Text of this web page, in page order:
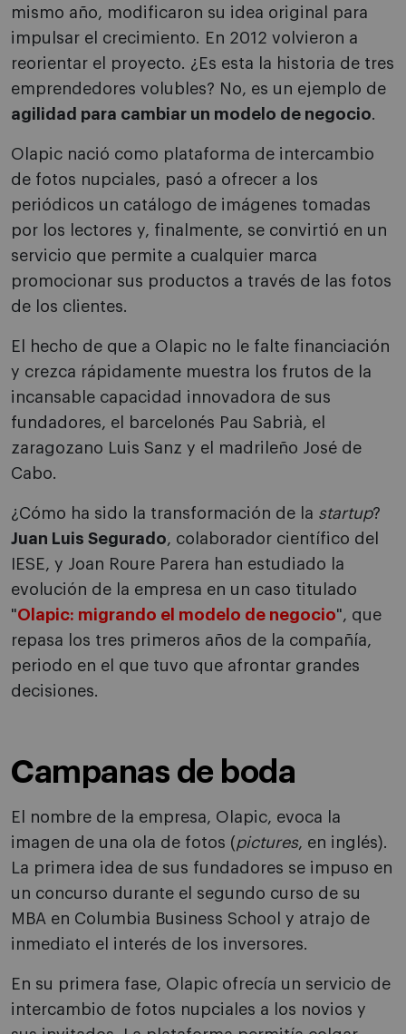
mismo año, modificaron su idea original para
impulsar el crecimiento. En 2012 volvieron a
reorientar el proyecto. ¿Es esta la historia de tres
emprendedores volubles? No, es un ejemplo de
agilidad para cambiar un modelo de negocio.
Olapic nació como plataforma de intercambio
de fotos nupciales, pasó a ofrecer a los
periódicos un catálogo de imágenes tomadas
por los lectores y, finalmente, se convirtió en un
servicio que permite a cualquier marca
promocionar sus productos a través de las fotos
de los clientes.
El hecho de que a Olapic no le falte financiación
y crezca rápidamente muestra los frutos de la
incansable capacidad innovadora de sus
fundadores, el barcelonés Pau Sabrià, el
zaragozano Luis Sanz y el madrileño José de
Cabo.
¿Cómo ha sido la transformación de la startup?
Juan Luis Segurado, colaborador científico del
IESE, y Joan Roure Parera han estudiado la
evolución de la empresa en un caso titulado
"Olapic: migrando el modelo de negocio", que
repasa los tres primeros años de la compañía,
periodo en el que tuvo que afrontar grandes
decisiones.
Campanas de boda
El nombre de la empresa, Olapic, evoca la
imagen de una ola de fotos ( pictures, en inglés).
La primera idea de sus fundadores se impuso en
un concurso durante el segundo curso de su
MBA en Columbia Business School y atrajo de
inmediato el interés de los inversores.
En su primera fase, Olapic ofrecía un servicio de
intercambio de fotos nupciales a los novios y